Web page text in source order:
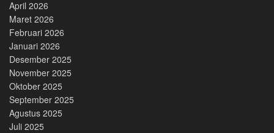
April 2026
Maret 2026
Februari 2026
Januari 2026
Desember 2025
November 2025
Oktober 2025
September 2025
Agustus 2025
Juli 2025